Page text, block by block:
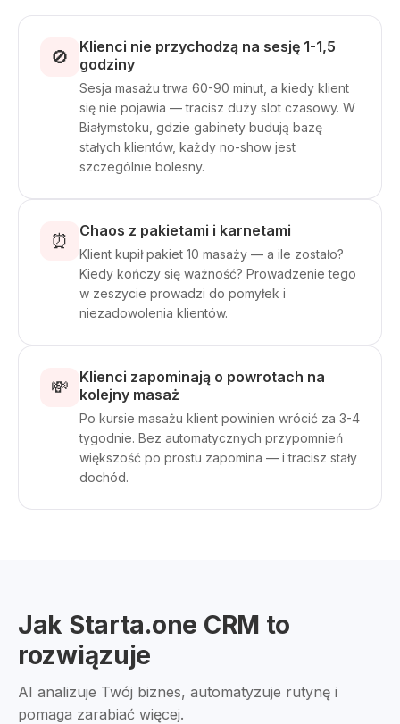
🚫
Klienci nie przychodzą na sesję 1-1,5
godziny
Sesja masażu trwa 60-90 minut, a kiedy klient
się nie pojawia — tracisz duży slot czasowy. W
Białymstoku, gdzie gabinety budują bazę
stałych klientów, każdy no-show jest
szczególnie bolesny.
⏰ Chaos z pakietami i karnetami
Klient kupił pakiet 10 masaży — a ile zostało?
Kiedy kończy się ważność? Prowadzenie tego
w zeszycie prowadzi do pomyłek i
niezadowolenia klientów.
💸
Klienci zapominają o powrotach na
kolejny masaż
Po kursie masażu klient powinien wrócić za 3-4
tygodnie. Bez automatycznych przypomnień
większość po prostu zapomina — i tracisz stały
dochód.
Jak Starta.one CRM to
rozwiązuje
AI analizuje Twój biznes, automatyzuje rutynę i
pomaga zarabiać więcej.